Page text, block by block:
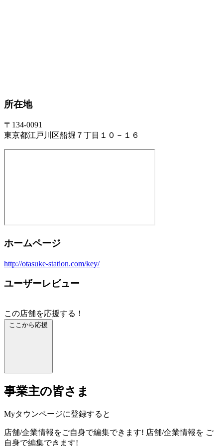
所在地
〒134-0091
東京都江戸川区船堀７丁目１０－１６
ホームページ
http://otasuke-station.com/key/
ユーザーレビュー
この店舗を応援する！
ここから応援
事業主の皆さま
Myタウンページに登録すると
店舗/企業情報をご自身で編集できます! 店舗/企業情報を ご
自身で編集できます!